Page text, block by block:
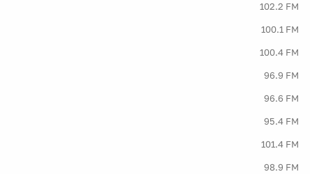
102.2 FM
100.1 FM
100.4 FM
96.9 FM
96.6 FM
95.4 FM
101.4 FM
98.9 FM